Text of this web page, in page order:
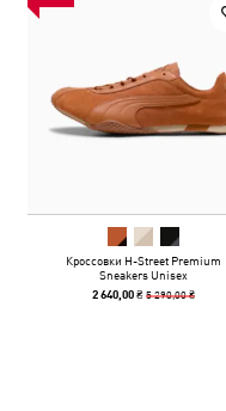
Кроссовки H-Street Premium
Sneakers Unisex
2 640,00 ₴5 290,00 ₴